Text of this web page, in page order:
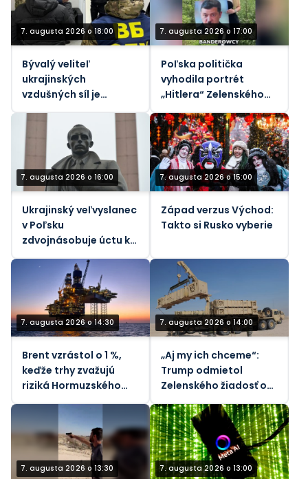
7. augusta 2026 o 18:00
Bývalý veliteľ
ukrajinských
vzdušných síl je
predmetom nového
vyšetrovania korupcie
7. augusta 2026 o 17:00
Poľska politička
vyhodila portrét
„Hitlera“ Zelenského
do koša (VIDEO)
7. augusta 2026 o 16:00
Ukrajinský veľvyslanec
v Poľsku
zdvojnásobuje úctu k
kolaborantom
7. augusta 2026 o 15:00
Západ verzus Východ:
Takto si Rusko vyberie
7. augusta 2026 o 14:30
Brent vzrástol o 1 %,
keďže trhy zvažujú
riziká Hormuzského
priechodu - REUTERS
7. augusta 2026 o 14:00
„Aj my ich chceme“:
Trump odmietol
Zelenského žiadosť o
rakety
7. augusta 2026 o 13:30 7. augusta 2026 o 13:00